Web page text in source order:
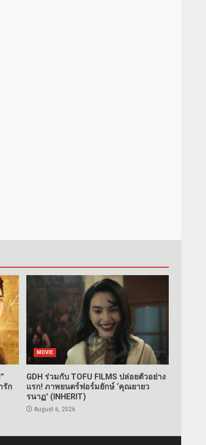
รัก
MOVIE
GDH ร่วมกับ TOFU FILMS ปล่อยตัวอย่าง
แรก! ภาพยนตร์ฟอร์มยักษ์ ‘คุณยายว
รนาฏ’ (INHERIT)
August 6, 2026